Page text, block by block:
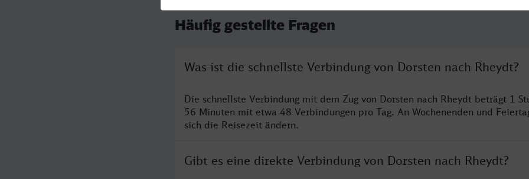
Häufig gestellte Fragen
Was ist die schnellste Verbindung von Dorsten nach Rheydt?
Die schnellste Verbindung mit dem Zug von Dorsten nach Rheydt beträgt 1
56 Minuten mit etwa 48 Verbindungen pro Tag. An Wochenenden und
sich die Reisezeit ändern.
Gibt es eine direkte Verbindung von Dorsten nach Rheydt?